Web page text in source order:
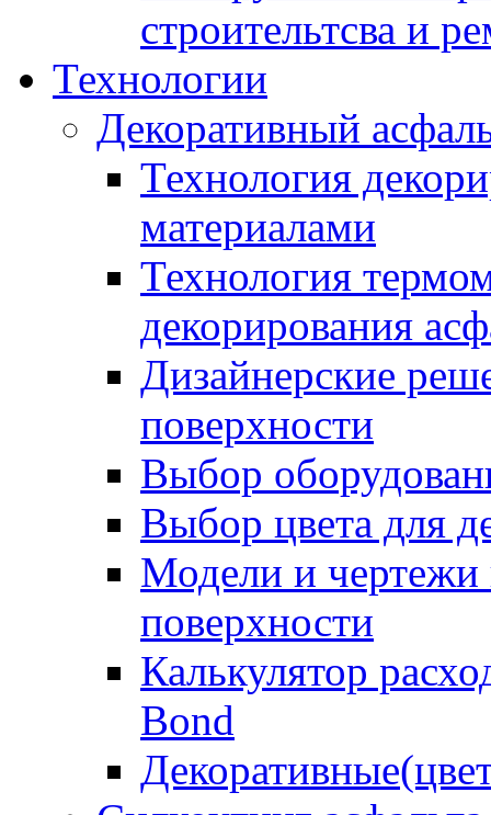
строительтсва и
Технологии
Декоративный
Технология
материалами
Технология
декорирования
Дизайнерские
поверхности
Выбор
Выбор цвета для
Модели и чертежи
поверхности
Калькулятор
Bond